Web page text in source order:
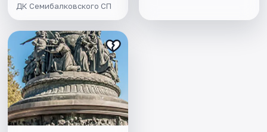
ДК Семибалковского СП